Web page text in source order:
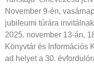
November 9-én,
jubileumi túrára
2025. november 13-án,
Könyvtár és Információs
ad helyet a 30.